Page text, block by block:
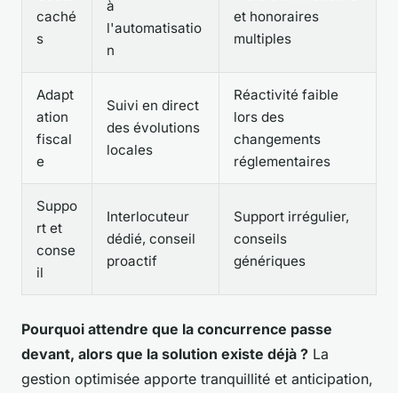
caché
s
à
l'automatisatio
n
et honoraires
multiples
Adapt
ation
fiscal
e
Suivi en direct
des évolutions
locales
Réactivité faible
lors des
changements
réglementaires
Suppo
rt et
conse
il
Interlocuteur
dédié, conseil
proactif
Support irrégulier,
conseils
génériques
Pourquoi attendre que la concurrence passe
devant, alors que la solution existe déjà ? La
gestion optimisée apporte tranquillité et anticipation,